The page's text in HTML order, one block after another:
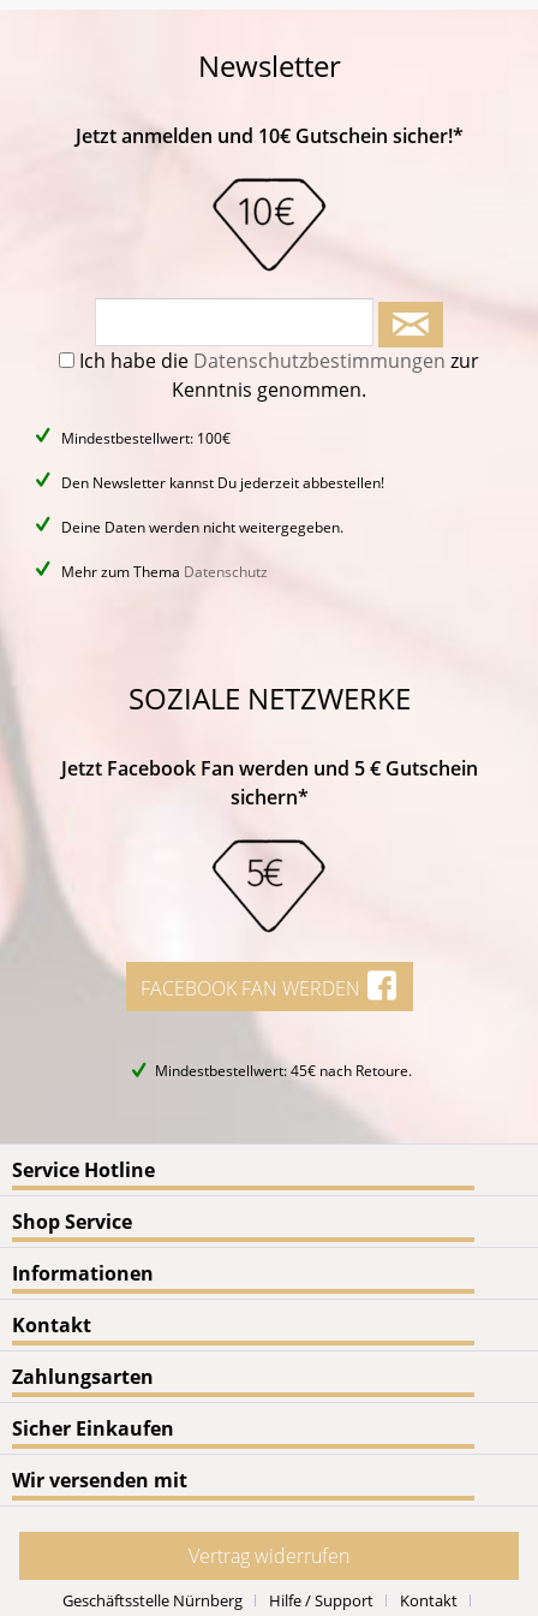
Newsletter
Jetzt anmelden und 10€ Gutschein sicher!*
Ich habe die Datenschutzbestimmungen zur
Kenntnis genommen.
Mindestbestellwert: 100€
Den Newsletter kannst Du jederzeit abbestellen!
Deine Daten werden nicht weitergegeben.
Mehr zum Thema Datenschutz
SOZIALE NETZWERKE
Jetzt Facebook Fan werden und 5 € Gutschein
sichern*
FACEBOOK FAN WERDEN
Mindestbestellwert: 45€ nach Retoure.
Service Hotline
Shop Service
Informationen
Kontakt
Zahlungsarten
Sicher Einkaufen
Wir versenden mit
Vertrag widerrufen
Geschäftsstelle Nürnberg Hilfe / Support Kontakt